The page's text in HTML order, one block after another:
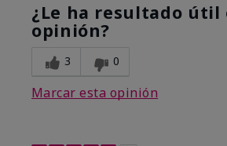
¿Le ha resultado útil
opinión?
3 0
Marcar esta opinión